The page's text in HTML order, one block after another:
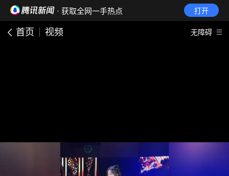
· 获取全网一手热点 打开
首页 视频 无障碍